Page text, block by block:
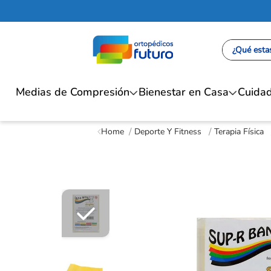
¿Qué
Medias de Compresión Bienestar en Casa
Deporte Y Fitness Terapia Física